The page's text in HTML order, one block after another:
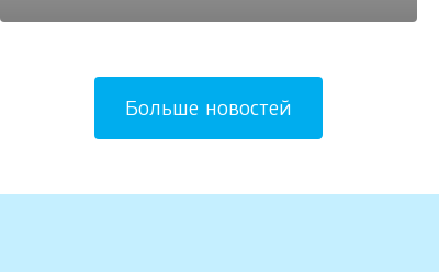
Больше новостей